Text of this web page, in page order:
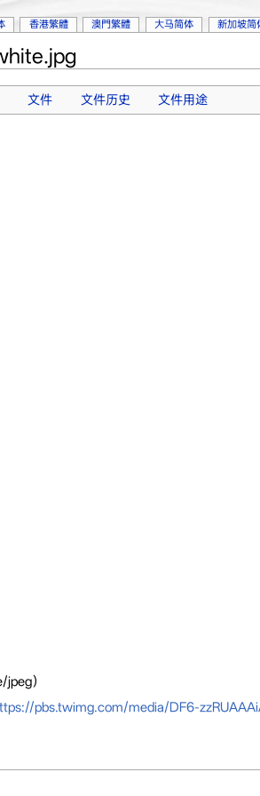
文件 文件历史 文件用途
）
pbs.twimg.com/media/DF6-
香港繁體 澳門繁體 大马简体 新加坡简